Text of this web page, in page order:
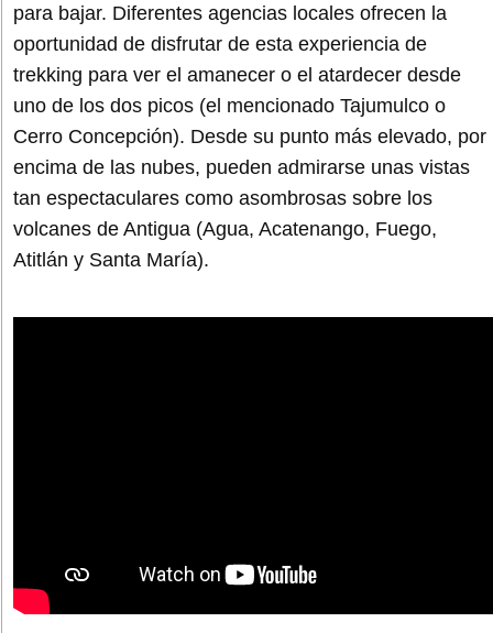
para bajar. Diferentes agencias locales ofrecen la
oportunidad de disfrutar de esta experiencia de
trekking para ver el amanecer o el atardecer desde
uno de los dos picos (el mencionado Tajumulco o
Cerro Concepción). Desde su punto más elevado, por
encima de las nubes, pueden admirarse unas vistas
tan espectaculares como asombrosas sobre los
volcanes de Antigua (Agua, Acatenango, Fuego,
Atitlán y Santa María).